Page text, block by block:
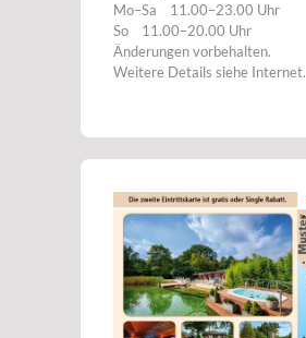
Mo–Sa 11.00–23.00 Uhr
So 11.00–20.00 Uhr
Änderungen vorbehalten.
Weitere Details siehe Internet.